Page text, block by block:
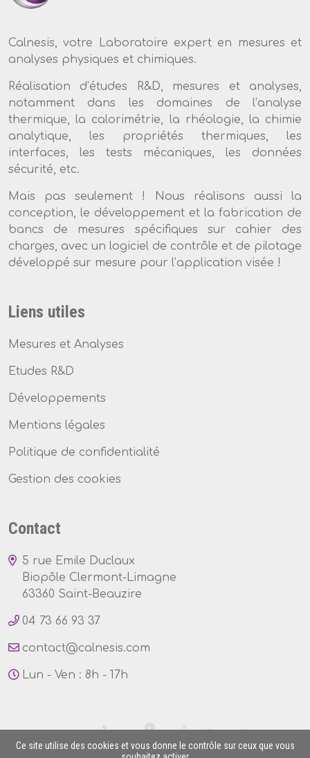
Calnesis, votre Laboratoire expert en mesures et
analyses physiques et chimiques.
Réalisation d’études R&D, mesures et analyses,
notamment dans les domaines de l’analyse
thermique, la calorimétrie, la rhéologie, la chimie
analytique, les propriétés thermiques, les
interfaces, les tests mécaniques, les données
sécurité, etc.
Mais pas seulement ! Nous réalisons aussi la
conception, le développement et la fabrication de
bancs de mesures spécifiques sur cahier des
charges, avec un logiciel de contrôle et de pilotage
développé sur mesure pour l’application visée !
Liens utiles
Mesures et Analyses
Etudes R&D
Développements
Mentions légales
Politique de confidentialité
Gestion des cookies
Contact
5 rue Emile Duclaux
Biopôle Clermont-Limagne
63360 Saint-Beauzire
04 73 66 93 37
Lun - Ven : 8h - 17h
Ce site utilise des cookies et vous donne le contrôle sur ceux que vous